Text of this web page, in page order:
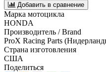
Добавить в сравнение
Марка мотоцикла
HONDA
Производитель / Brand
ProX Racing Parts
Страна изготовления
США
Поделиться